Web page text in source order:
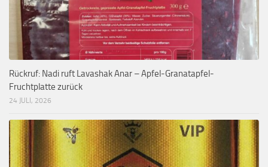
Rückruf: Nadi ruft Lavashak Anar – Apfel-Granatapfel-
Fruchtplatte zurück
24 JULI, 2026